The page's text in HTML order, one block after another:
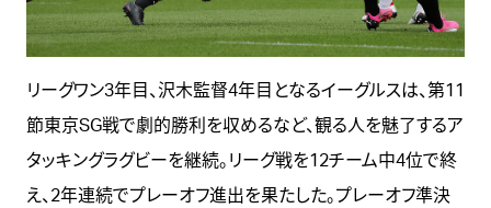
リーグワン3年目、沢木監督4年目となるイーグルスは、第11
節東京SG戦で劇的勝利を収めるなど、観る人を魅了するア
タッキングラグビーを継続。リーグ戦を12チーム中4位で終
え、2年連続でプレーオフ進出を果たした。プレーオフ準決